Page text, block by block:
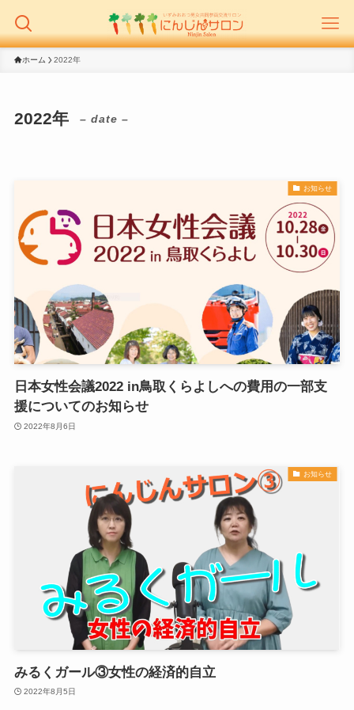
ホーム 2022年
2022年 – date –
お知らせ
日本女性会議2022 in鳥取くらよしへの費用の一部支
援についてのお知らせ
2022年8月6日
お知らせ
みるくガール③女性の経済的自立
2022年8月5日